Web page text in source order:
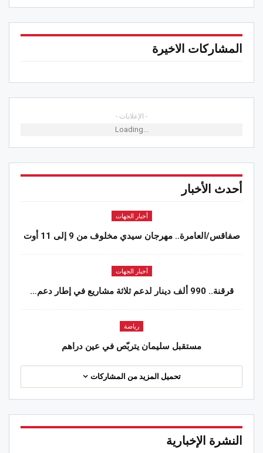
المشاركات الاخيرة
- الإعلانات -
Loading...
أحدث الأخبار
أخبار الجهات
صفاقس/العامرة.. مهرجان سيدي مخلوف من 9 إلى 11 أوت
أخبار الجهات
قرقنة.. 990 ألف دينار لدعم ثلاثة مشاريع في إطار دعم…
رياضة
مستقبل سليمان يتربّص في عين دراهم
تحميل المزيد من المشاركات
النشرة الإخبارية